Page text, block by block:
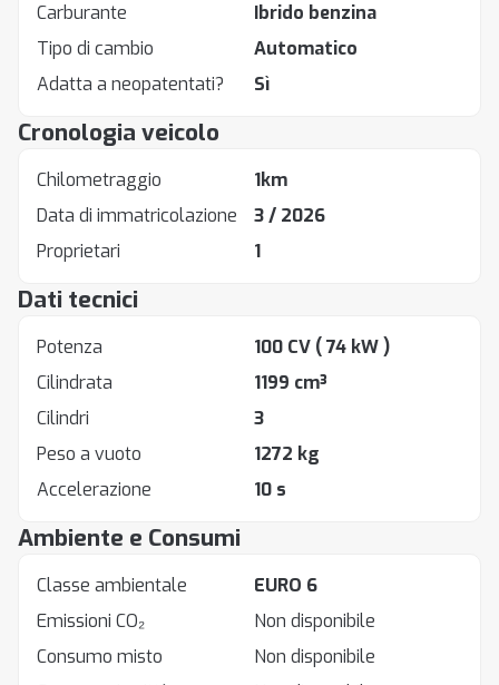
Carburante
Ibrido benzina
Tipo di cambio
Automatico
Adatta a neopatentati?
Sì
Cronologia veicolo
Chilometraggio
1km
Data di immatricolazione
3 / 2026
Proprietari
1
Dati tecnici
Potenza 100 CV ( 74 kW )
Cilindrata
1199 cm³
Cilindri
3
Peso a vuoto
1272 kg
Accelerazione
10 s
Ambiente e Consumi
Classe ambientale
EURO 6
Emissioni CO₂
Non disponibile
Consumo misto
Non disponibile